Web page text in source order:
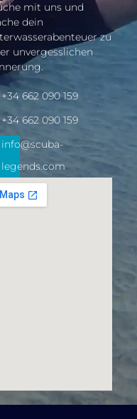
mit uns und
dein
zu
unvergesslichen
+34 662 090 159
+34 662 090 159
info@scuba-
legends.com